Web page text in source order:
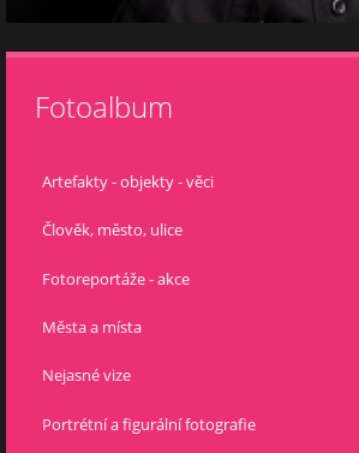
Fotoalbum
Artefakty - objekty - věci
Člověk, město, ulice
Fotoreportáže - akce
Města a místa
Nejasné vize
Portrétní a figurální fotografie